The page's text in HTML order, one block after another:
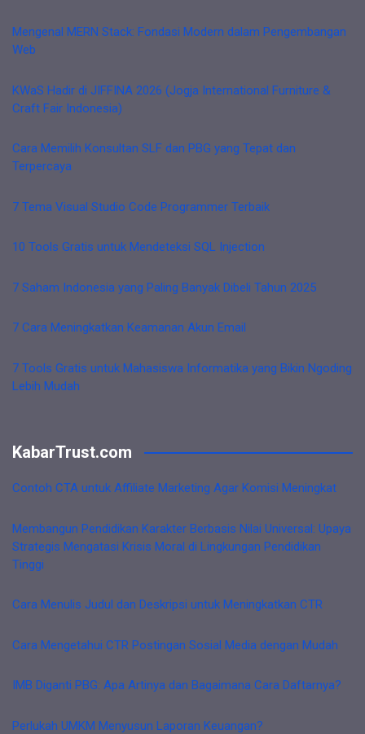
Mengenal MERN Stack: Fondasi Modern dalam Pengembangan
Web
KWaS Hadir di JIFFINA 2026 (Jogja International Furniture &
Craft Fair Indonesia)
Cara Memilih Konsultan SLF dan PBG yang Tepat dan
Terpercaya
7 Tema Visual Studio Code Programmer Terbaik
10 Tools Gratis untuk Mendeteksi SQL Injection
7 Saham Indonesia yang Paling Banyak Dibeli Tahun 2025
7 Cara Meningkatkan Keamanan Akun Email
7 Tools Gratis untuk Mahasiswa Informatika yang Bikin Ngoding
Lebih Mudah
KabarTrust.com
Contoh CTA untuk Affiliate Marketing Agar Komisi Meningkat
Membangun Pendidikan Karakter Berbasis Nilai Universal: Upaya
Strategis Mengatasi Krisis Moral di Lingkungan Pendidikan
Tinggi
Cara Menulis Judul dan Deskripsi untuk Meningkatkan CTR
Cara Mengetahui CTR Postingan Sosial Media dengan Mudah
IMB Diganti PBG: Apa Artinya dan Bagaimana Cara Daftarnya?
Perlukah UMKM Menyusun Laporan Keuangan?